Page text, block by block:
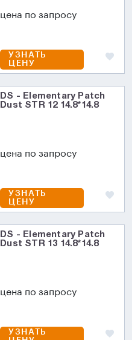
цена по запросу
УЗНАТЬ
ЦЕНУ
DS - Elementary Patch
Dust STR 12 14.8*14.8
цена по запросу
УЗНАТЬ
ЦЕНУ
DS - Elementary Patch
Dust STR 13 14.8*14.8
цена по запросу
УЗНАТЬ